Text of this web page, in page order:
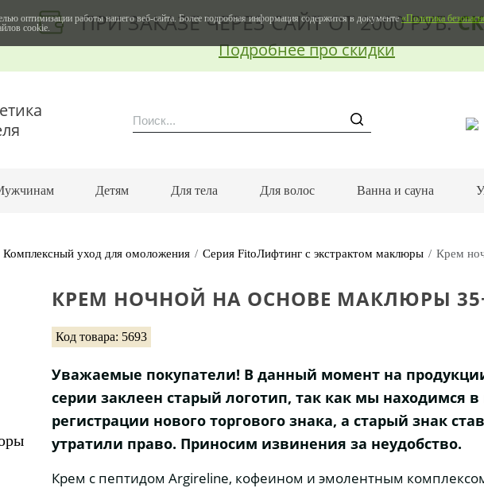
ПРИ ЗАКАЗЕ ЧЕРЕЗ САЙТ ОТ 2000 РУБ.
Подробнее про скидки
Детям Для тела Для волос Ванна и сауна
Комплексный уход для омоложения Серия FitoЛифтинг с экстрактом маклюры Крем
КРЕМ НОЧНОЙ НА ОСНОВЕ МАКЛЮРЫ
Код товара: 5693
Уважаемые покупатели! В данный момент на
серии заклеен старый логотип, так как мы находимся в
регистрации нового торгового знака, а старый знак
утратили право. Приносим извинения за неудобство.
Крем с пептидом Argireline, кофеином и эмолентным
оптимизации работы нашего веб-сайта. Более подробная информация содержится в документе«Политика
cookie.